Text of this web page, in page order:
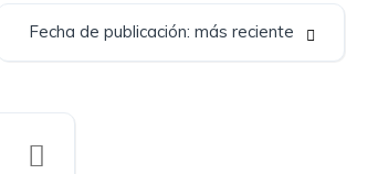
Fecha de publicación: más reciente